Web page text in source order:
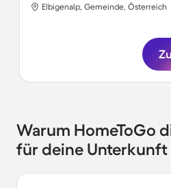
Elbigenalp, Gemeinde, Österreich
Warum HomeToGo
für deine Unterkunft